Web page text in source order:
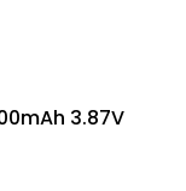
3.87V